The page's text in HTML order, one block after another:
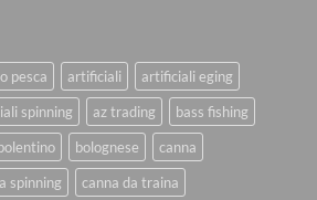
pesca artificiali
artificiali eging
spinning az trading
bass fishing
bolognese
canna
spinning
canna da traina